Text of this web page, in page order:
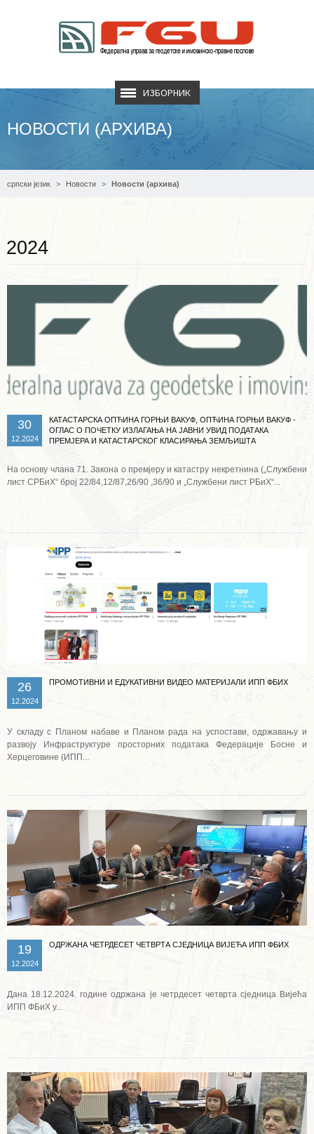
ИЗБОРНИК
НОВОСТИ (АРХИВА)
српски језик Новости Новости (архива)
2024
30
12.2024
КАТАСТАРСКА ОПЋИНА ГОРЊИ ВАКУФ, ОПЋИНА ГОРЊИ ВАКУФ -
ОГЛАС О ПОЧЕТКУ ИЗЛАГАЊА НА ЈАВНИ УВИД ПОДАТАКА
ПРЕМЈЕРА И КАТАСТАРСКОГ КЛАСИРАЊА ЗЕМЉИШТА
На основу члана 71. Закона о премјеру и катастру некретнина („Службени
лист СРБиХ“ број 22/84,12/87,26/90 ,36/90 и „Службени лист РБиХ“...
26
12.2024
ПРОМОТИВНИ И ЕДУКАТИВНИ ВИДЕО МАТЕРИЈАЛИ ИПП ФБИХ
У складу с Планом набаве и Планом рада на успостави, одржавању и
развоју Инфраструктуре просторних података Федерације Босне и
Херцеговине (ИПП...
19
12.2024
ОДРЖАНА ЧЕТРДЕСЕТ ЧЕТВРТА СЈЕДНИЦА ВИЈЕЋА ИПП ФБИХ
Дана 18.12.2024. године одржана је четрдесет четврта сједница Вијећа
ИПП ФБиХ у...